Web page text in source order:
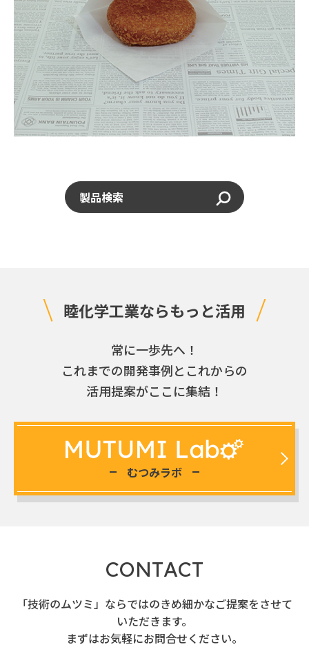
製品検索
睦化学工業ならもっ と活用
常に一歩先へ！
これまでの開発事例とこれからの
活用提案がここに集結！
むつみラボ
CONTACT
「技術のムツミ」ならではのきめ細かなご提案をさせて
いただきます。
まずはお気軽にお問合せください。